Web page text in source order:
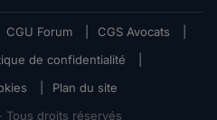
CGU Forum CGS Avocats
de confidentialité
Plan du site
Tous droits réservés